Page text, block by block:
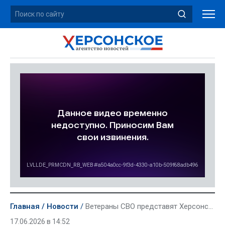
Главная Новости Ветераны СВО представят Херсонскую область на чемпионате «Абилимпикс»
17.06.2026 в 14:52